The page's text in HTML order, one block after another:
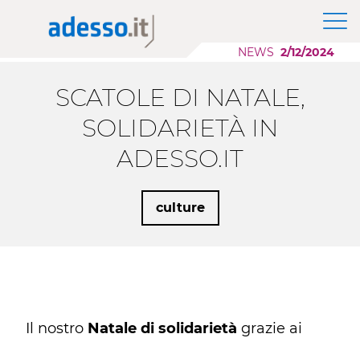
The Group adesso SE
Sponsorship
Application Modernization
Low Code Applications Development
Case History
NEWS 2/12/2024
SCATOLE DI NATALE,
SOLIDARIETÀ IN
ADESSO.IT
culture
Il nostro Natale di solidarietà grazie ai